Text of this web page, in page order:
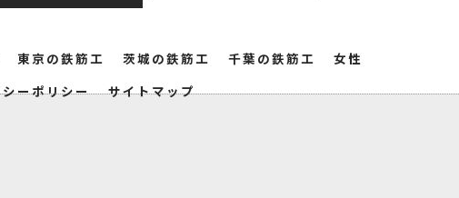
東京の鉄筋工 茨城の鉄筋工 千葉の鉄筋工
女性
ーポリシー サイトマップ